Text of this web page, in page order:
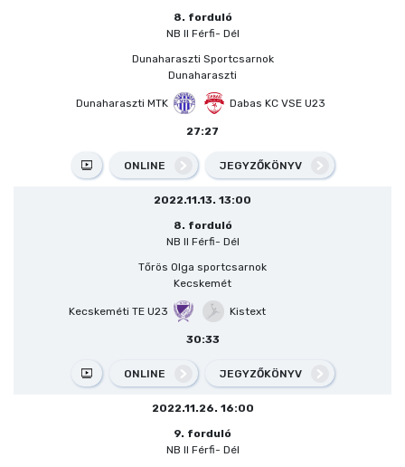
8. forduló
NB II Férfi- Dél
Dunaharaszti Sportcsarnok
Dunaharaszti
Dunaharaszti MTK Dabas KC VSE U23
27:27
ONLINE JEGYZŐKÖNYV
2022.11.13. 13:00
8. forduló
NB II Férfi- Dél
Tőrös Olga sportcsarnok
Kecskemét
Kecskeméti TE U23 Kistext
30:33
ONLINE JEGYZŐKÖNYV
2022.11.26. 16:00
9. forduló
NB II Férfi- Dél